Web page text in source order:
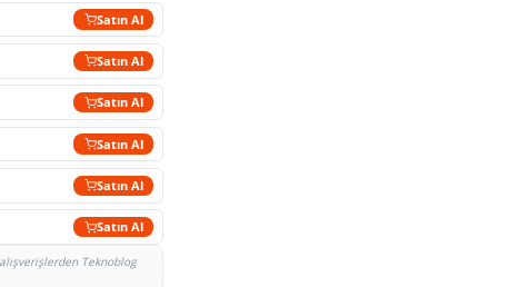
Satın Al
Satın Al
Satın Al
Satın Al
Satın Al
Satın Al
Teknoblog